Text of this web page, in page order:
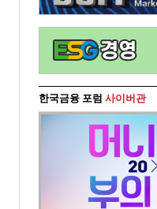
한국금융 포럼 사이버관